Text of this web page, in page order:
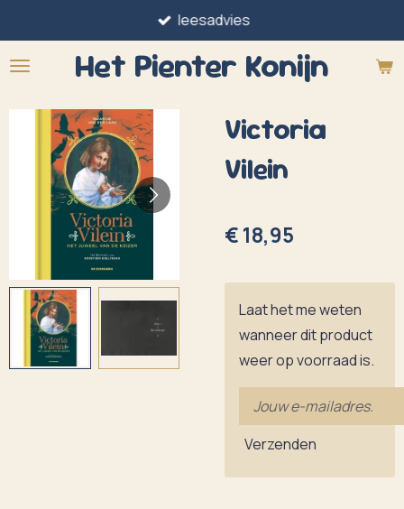
direct
naar
hoofdinhoud
Het Pienter Konijn
leesadvies
Victoria
Vilein
€ 18,95
Laat het me weten
wanneer dit product
weer op voorraad is.
Verzenden